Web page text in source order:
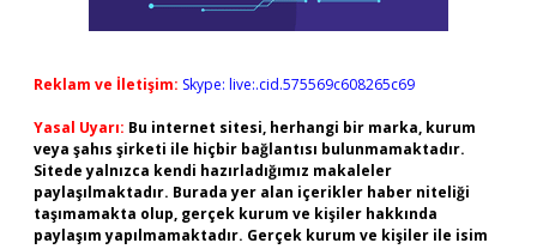
Reklam ve İletişim: Skype: live:.cid.575569c608265c69
Yasal Uyarı: Bu internet sitesi, herhangi bir marka, kurum
veya şahıs şirketi ile hiçbir bağlantısı bulunmamaktadır.
Sitede yalnızca kendi hazırladığımız makaleler
paylaşılmaktadır. Burada yer alan içerikler haber niteliği
taşımamakta olup, gerçek kurum ve kişiler hakkında
paylaşım yapılmamaktadır. Gerçek kurum ve kişiler ile isim